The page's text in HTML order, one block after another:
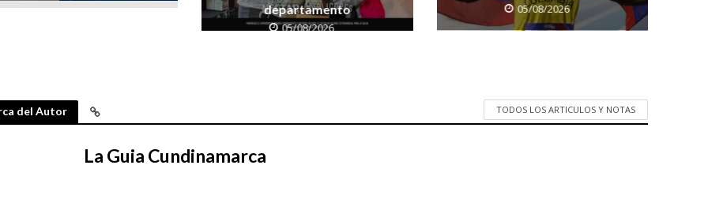
departamento
05/08/2026
05/08/2026
del Autor TODOS LOS ARTICULOS Y NOTAS
La Guia Cundinamarca